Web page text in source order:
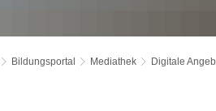
Bildungsportal Mediathek Digitale